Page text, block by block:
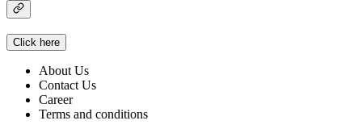
Click here
About Us
Contact Us
Career
Terms and conditions